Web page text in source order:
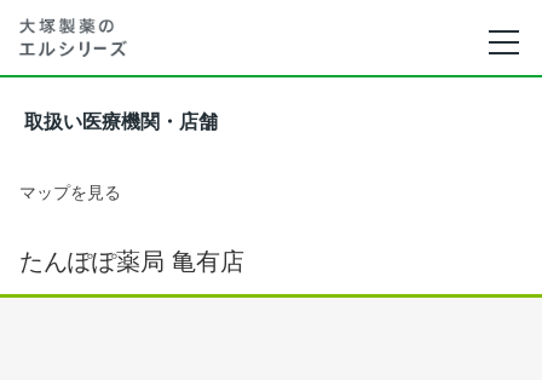
取扱い医療機関・店舗
マップを見る
たんぽぽ薬局 亀有店